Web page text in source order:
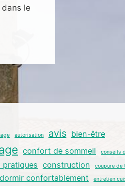
le
autorisation avis bien-être
confort de sommeil conseils
pratiques construction coupure de
dormir confortablement entretien